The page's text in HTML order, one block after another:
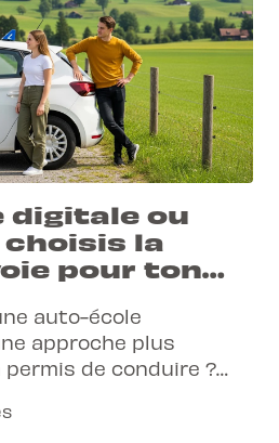
digitale ou
la
pour ton
auto-école
approche plus
de conduire ?
flexibilité et efficacité.